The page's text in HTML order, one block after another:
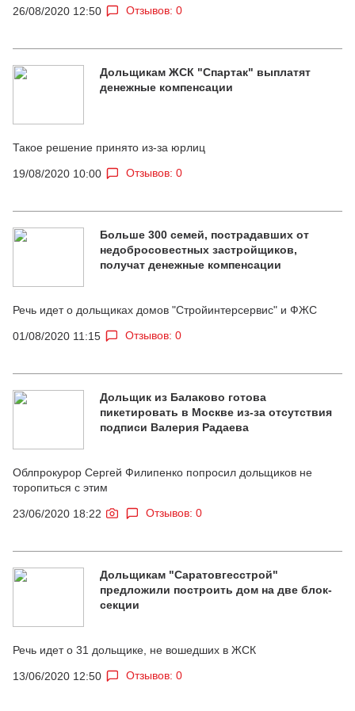
26/08/2020 12:50 Отзывов: 0
Дольщикам ЖСК "Спартак" выплатят
денежные компенсации
Такое решение принято из-за юрлиц
19/08/2020 10:00 Отзывов: 0
Больше 300 семей, пострадавших от
недобросовестных застройщиков,
получат денежные компенсации
Речь идет о дольщиках домов "Стройинтерсервис" и ФЖС
01/08/2020 11:15 Отзывов: 0
Дольщик из Балаково готова
пикетировать в Москве из-за отсутствия
подписи Валерия Радаева
Облпрокурор Сергей Филипенко попросил дольщиков не
торопиться с этим
23/06/2020 18:22 Отзывов: 0
Дольщикам "Саратовгесстрой"
предложили построить дом на две блок-
секции
Речь идет о 31 дольщике, не вошедших в ЖСК
13/06/2020 12:50 Отзывов: 0